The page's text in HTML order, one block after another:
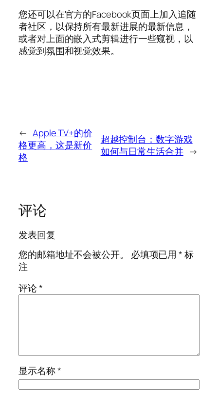
您还可以在官方的Facebook页面上加入追随
者社区，以保持所有最新进展的最新信息，
或者对上面的嵌入式剪辑进行一些窥视，以
感觉到氛围和视觉效果。
← Apple TV+的价
格更高，这是新价
格
超越控制台：数字游戏
如何与日常生活合并 →
评论
发表回复
您的邮箱地址不会被公开。
必填项已用*标
注
评论*
显示名称*